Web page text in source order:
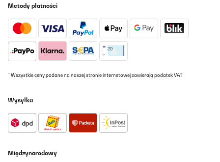
Metody płatności
* Wszystkie ceny podane na naszej stronie internetowej zawierają podatek VAT
Wysyłka
Międzynarodowy